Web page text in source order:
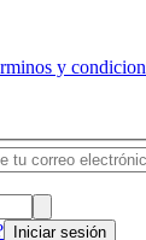
y
Iniciar sesión